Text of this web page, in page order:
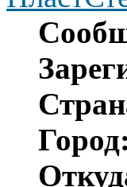
Город: